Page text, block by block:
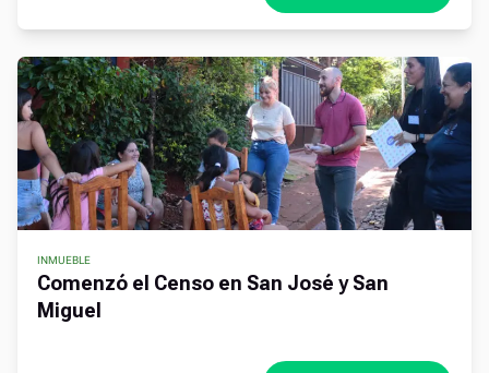
INMUEBLE
Comenzó el Censo en San José y San
Miguel